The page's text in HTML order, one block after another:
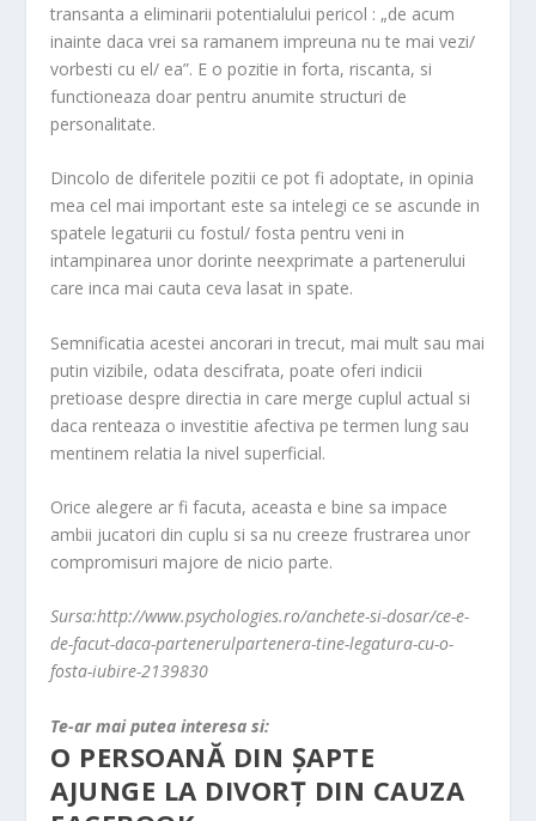
transanta a eliminarii potentialului pericol : „de acum
inainte daca vrei sa ramanem impreuna nu te mai vezi/
vorbesti cu el/ ea”. E o pozitie in forta, riscanta, si
functioneaza doar pentru anumite structuri de
personalitate.
Dincolo de diferitele pozitii ce pot fi adoptate, in opinia
mea cel mai important este sa intelegi ce se ascunde in
spatele legaturii cu fostul/ fosta pentru veni in
intampinarea unor dorinte neexprimate a partenerului
care inca mai cauta ceva lasat in spate.
Semnificatia acestei ancorari in trecut, mai mult sau mai
putin vizibile, odata descifrata, poate oferi indicii
pretioase despre directia in care merge cuplul actual si
daca renteaza o investitie afectiva pe termen lung sau
mentinem relatia la nivel superficial.
Orice alegere ar fi facuta, aceasta e bine sa impace
ambii jucatori din cuplu si sa nu creeze frustrarea unor
compromisuri majore de nicio parte.
Sursa:http://www.psychologies.ro/anchete-si-dosar/ce-e-
de-facut-daca-partenerulpartenera-tine-legatura-cu-o-
fosta-iubire-2139830
Te-ar mai putea interesa si:
O PERSOANĂ DIN ŞAPTE
AJUNGE LA DIVORŢ DIN CAUZA